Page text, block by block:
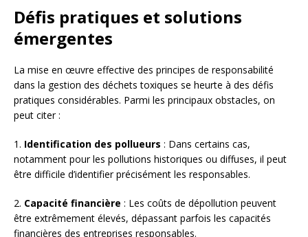
Défis pratiques et solutions
émergentes
La mise en œuvre effective des principes de responsabilité
dans la gestion des déchets toxiques se heurte à des défis
pratiques considérables. Parmi les principaux obstacles, on
peut citer :
1. Identification des pollueurs : Dans certains cas,
notamment pour les pollutions historiques ou diffuses, il peut
être difficile d’identifier précisément les responsables.
2. Capacité financière : Les coûts de dépollution peuvent
être extrêmement élevés, dépassant parfois les capacités
financières des entreprises responsables.